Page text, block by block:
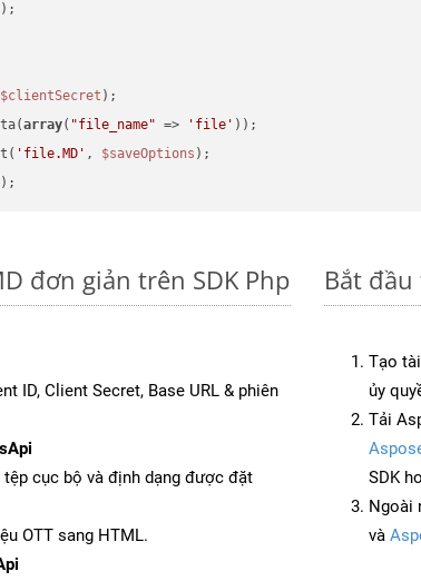
);
$clientSecret
array( "file_name" => 'file'
'file.MD' , $saveOptions
đơn giản trên SDK Php
ID, Client Secret, Base URL & phiên
tệp cục bộ và định dạng được đặt
OTT sang HTML.
Bắt đầu
Tạo
ủy
Tải
SDK
Ngoài
và